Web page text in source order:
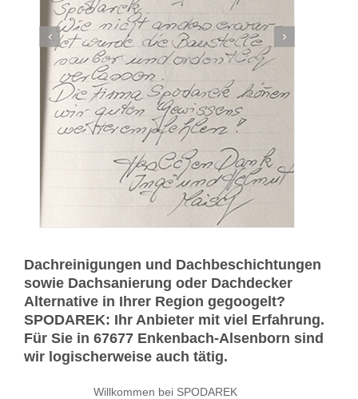
Dachreinigungen und Dachbeschichtungen
sowie Dachsanierung oder Dachdecker
Alternative in Ihrer Region gegoogelt?
SPODAREK: Ihr Anbieter mit viel Erfahrung.
Für Sie in 67677 Enkenbach-Alsenborn sind
wir logischerweise auch tätig.
Willkommen bei SPODAREK